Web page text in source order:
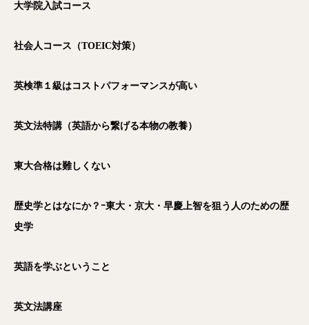
大学院入試コース
社会人コース（TOEIC対策）
英検準１級はコストパフォーマンスが高い
英文法特講（英語から繋げる本物の教養）
東大合格は難しくない
歴史学とはなにか？ｰ東大・京大・早慶上智を狙う人のための歴
史学
英語を学ぶということ
英文法講座